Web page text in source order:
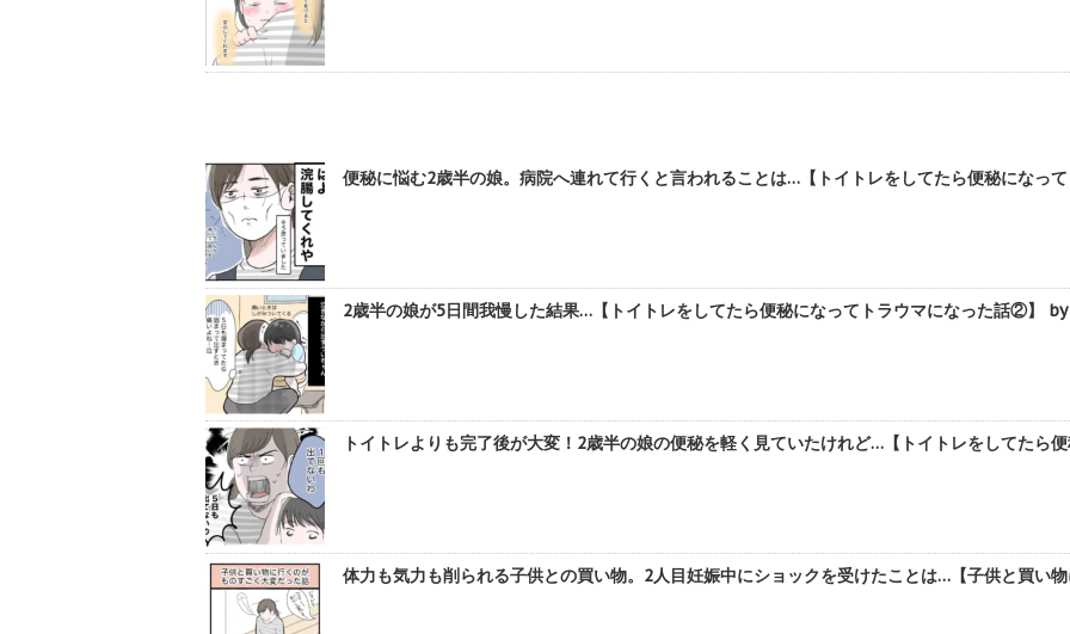
便秘に悩む2歳半の娘。病院へ連れて行くと言われることは…【トイトレをしてたら便秘になっ
2歳半の娘が5日間我慢した結果…【トイトレをしてたら便秘になってトラウマになった話②】
トイトレよりも完了後が大変！2歳半の娘の便秘を軽く見ていたけれど…【トイトレをしてたら
体力も気力も削られる子供との買い物。2人目妊娠中にショックを受けたことは…【子供と買い